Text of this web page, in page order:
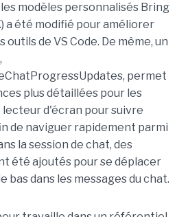
modèles personnalisés Bring
a été modifié pour améliorer
outils de VS Code. De même, un
permet
plus détaillées pour les
d'écran pour suivre
de naviguer rapidement parmi
la session de chat, des
été ajoutés pour se déplacer
bas dans les messages du chat.